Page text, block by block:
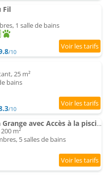
Fil
1 salle de bains
/10
25 m²
bains
/10
Les Paticheres - la Grange avec Accès à la piscine
m²
5 salles de bains